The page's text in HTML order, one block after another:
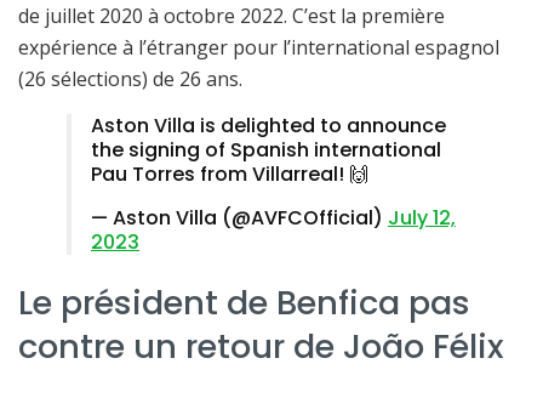
de juillet 2020 à octobre 2022. C’est la première
expérience à l’étranger pour l’international espagnol
(26 sélections) de 26 ans.
Aston Villa is delighted to announce
the signing of Spanish international
Pau Torres from Villarreal! 🙌
— Aston Villa (@AVFCOfficial) July 12,
2023
Le président de Benfica pas
contre un retour de João Félix